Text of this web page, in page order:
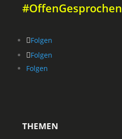
#OffenGesprochen
Folgen
Folgen
Folgen
THEMEN